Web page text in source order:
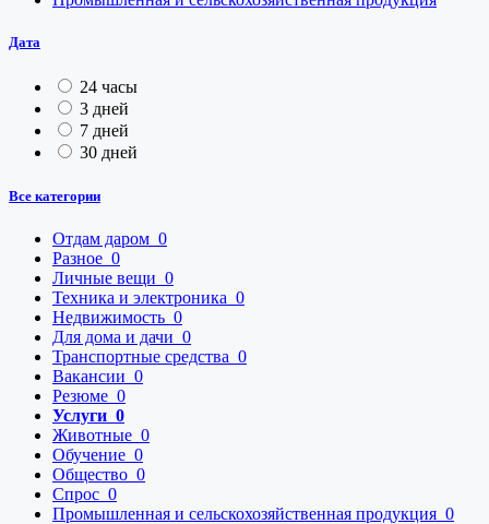
Дата
24 часы
3 дней
7 дней
30 дней
Все категории
Отдам даром 0
Разное 0
Личные вещи 0
Техника и электроника 0
Недвижимость 0
Для дома и дачи 0
Транспортные средства 0
Вакансии 0
Резюме 0
Услуги 0
Животные 0
Обучение 0
Общество 0
Спрос 0
Промышленная и сельскохозяйственная продукция 0